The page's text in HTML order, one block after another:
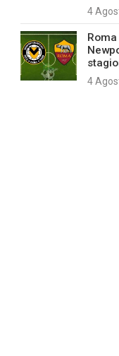
4
4